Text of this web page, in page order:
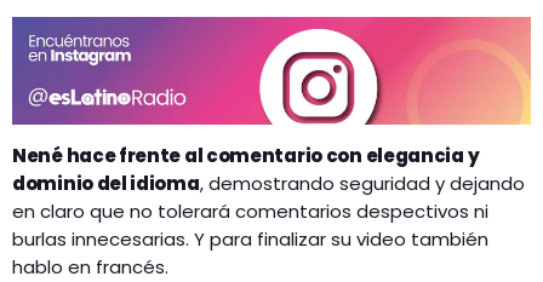
Nené hace frente al comentario con elegancia y
dominio del idioma, demostrando seguridad y dejando
en claro que no tolerará comentarios despectivos ni
burlas innecesarias. Y para finalizar su video también
hablo en francés.